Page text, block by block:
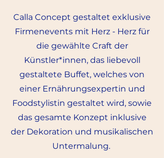
Calla Concept gestaltet exklusive
Firmenevents mit Herz - Herz für
die gewählte Craft der
Künstler*innen, das liebevoll
gestaltete Buffet, welches von
einer Ernährungsexpertin und
Foodstylistin gestaltet wird, sowie
das gesamte Konzept inklusive
der Dekoration und musikalischen
Untermalung.